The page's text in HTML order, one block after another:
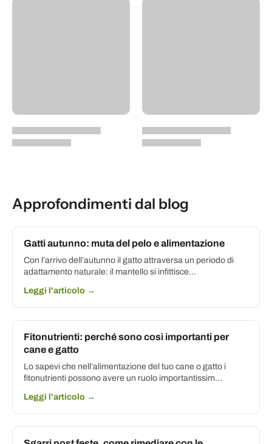
Approfondimenti dal blog
Gatti autunno: muta del pelo e alimentazione
Con l’arrivo dell’autunno il gatto attraversa un periodo di
adattamento naturale: il mantello si infittisce...
Leggi l'articolo →
Fitonutrienti: perché sono così importanti per
cane e gatto
Lo sapevi che nell’alimentazione del tuo cane o gatto i
fitonutrienti possono avere un ruolo importantissim...
Leggi l'articolo →